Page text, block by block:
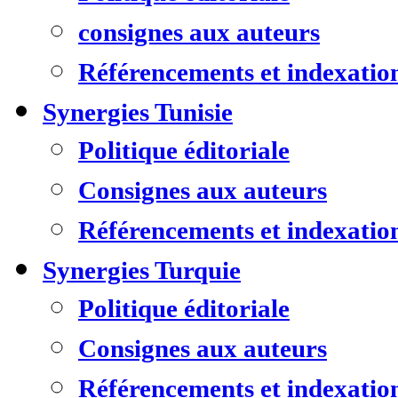
consignes aux auteurs
Référencements et
Synergies Tunisie
Politique éditoriale
Consignes aux auteurs
Référencements et
Synergies Turquie
Politique éditoriale
Consignes aux auteurs
Référencements et